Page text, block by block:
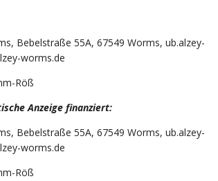
Bebelstraße 55A, 67549 Worms, ub.alzey-
worms.de
Röß
Anzeige finanziert:
Bebelstraße 55A, 67549 Worms, ub.alzey-
worms.de
Röß